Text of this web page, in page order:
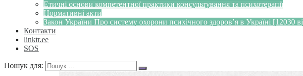
Етичні основи компетентної практики консультування та психотерапії
Нормативні акти
Закон України Про систему охорони психічного здоров’я в Україні [12030
Контакти
linktr.ee
SOS
Пошук для: